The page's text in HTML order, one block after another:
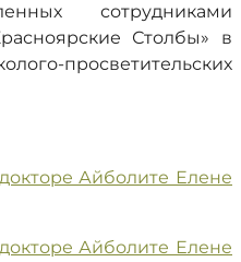
сотрудниками
Столбы» в
просветительских
Айболите Елене
Айболите Елене